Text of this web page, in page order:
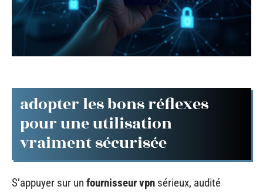
adopter les bons réflexes
pour une utilisation
vraiment sécurisée
S’appuyer sur un fournisseur vpn sérieux, audité